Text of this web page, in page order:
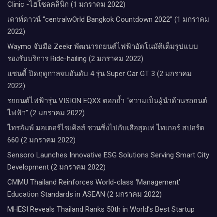
Clinic -ไฮโซลคลินิก (1 มกราคม 2022)
เคาท์ดาวน์​ “centralwOrld Bangkok Countdown 2022” (1 มกราคม
2022)
Waymo จับมือ Zeekr พัฒนารถยนต์ไฟฟ้าอัตโนมัติเต็มรูปแบบ
รองรับบริการ Ride-hailing (2 มกราคม 2022)
แซนดี้ ปิดฤดูกาลจบอันดับ 4 รุ่น Super Car GT 3 (2 มกราคม
2022)
รถยนต์ไฟฟ้ารุ่น VISION EQXX ตอกย้ำ “ความเป็นผู้นำด้านรถยนต์
ไฟฟ้า” (2 มกราคม 2022)
ไทรอัมพ์ มอเตอร์ไซเคิลส์ ชวนซิ่งไปกับเสือสุดเท่ ไทเกอร์ สปอร์ต
660 (2 มกราคม 2022)
Sensoro Launches Innovative ESG Solutions Serving Smart City
Development (2 มกราคม 2022)
CMMU Thailand Reinforces World-class ‘Management’
Education Standards in ASEAN (2 มกราคม 2022)
MHESI Reveals Thailand Ranks 50th in World’s Best Startup